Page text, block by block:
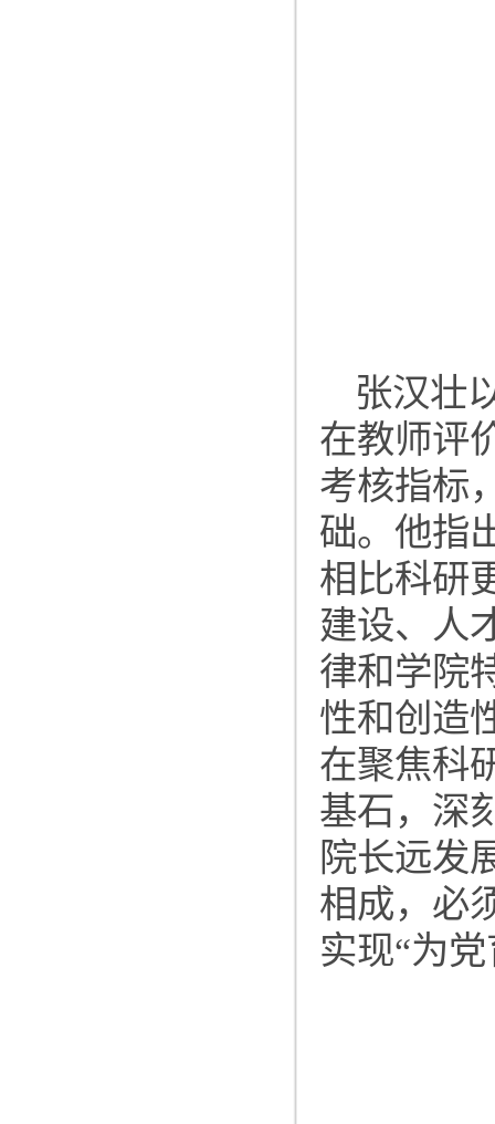
张汉壮
在教师评
考核指标
础。他指
相比科研
建设、人
律和学院
性和创造
在聚焦科
基石，深
院长远发
相成，必
实现“为